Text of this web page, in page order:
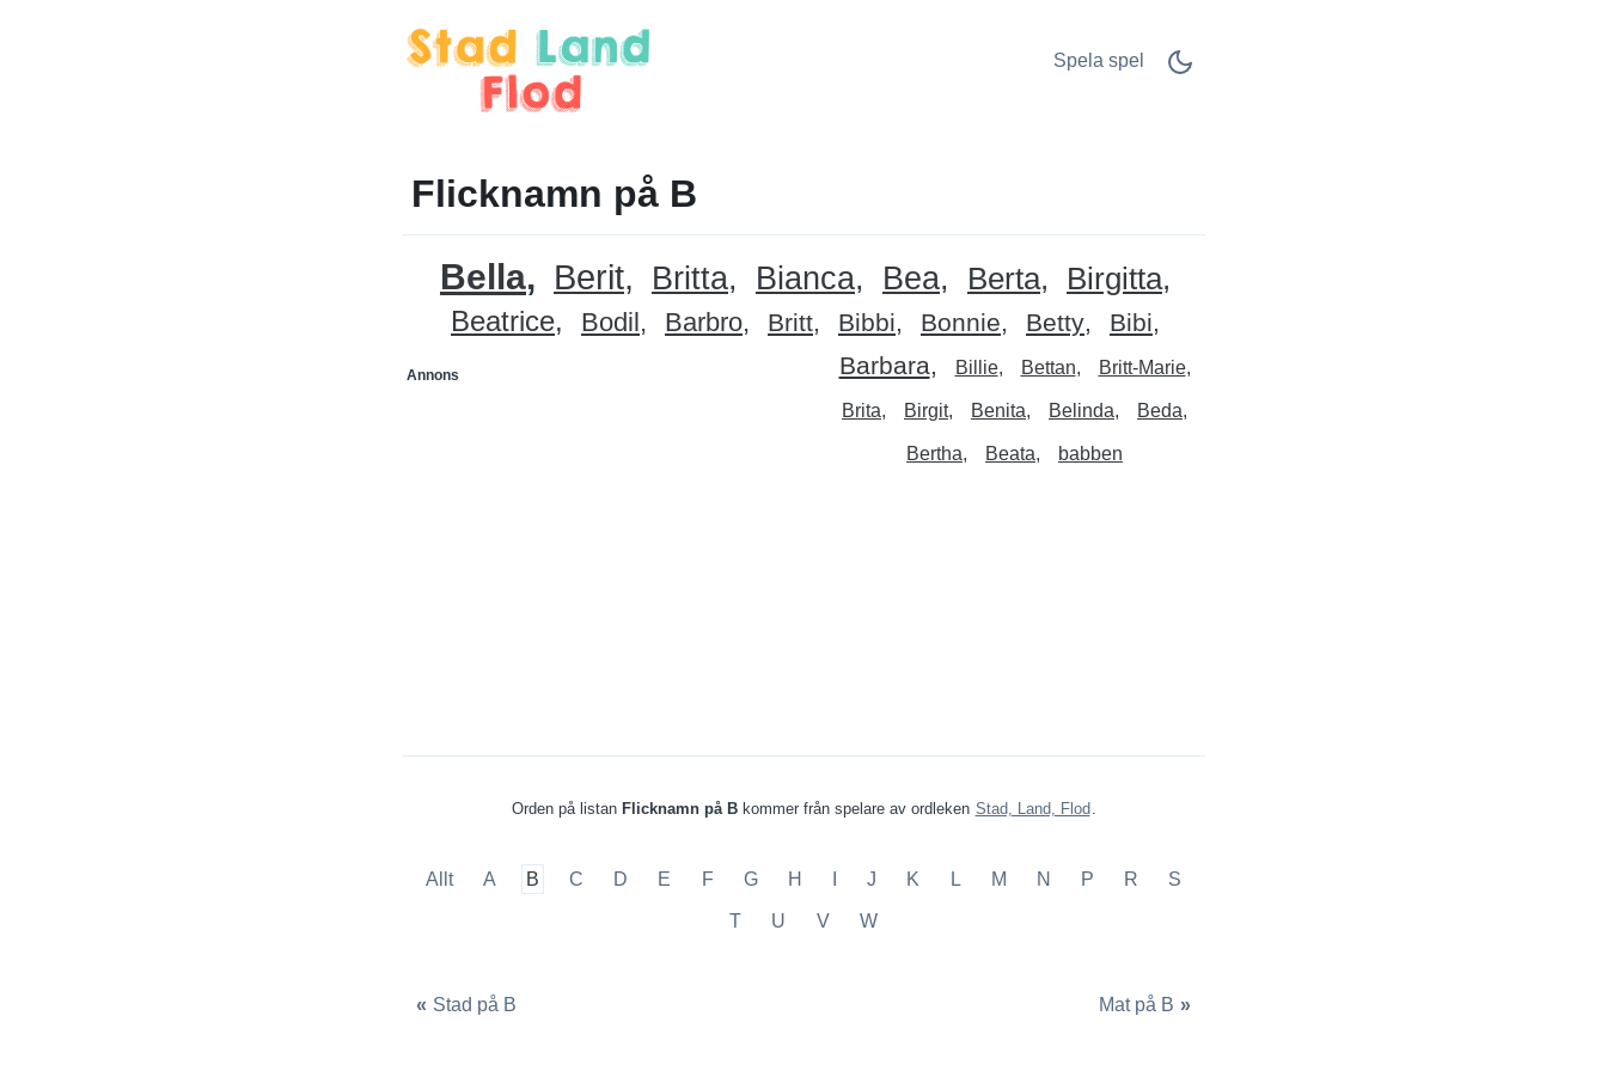
Spela spel
Flicknamn på B
Bella Berit Britta Bianca Bea Berta Birgitta
Beatrice Bodil Barbro Britt Bibbi Bonnie Betty Bibi
Annons Barbara Billie Bettan Britt-Marie
Brita Birgit Benita Belinda Beda
Bertha Beata babben
Orden på listan Flicknamn på Bkommer från spelare av ordleken Stad, Land, Flod .
Allt A B C D E F G H J K L M N P R S
T U V W
« Stad på B Mat på B »